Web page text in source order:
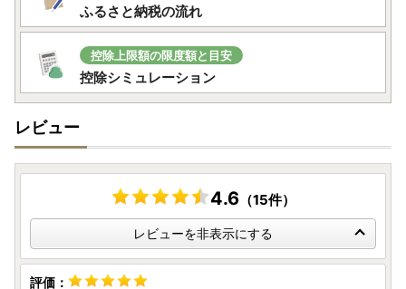
- -- -- -- -- -- -- -- -
※2025年1月10日（消印有効）となりますのでご注意くださ
い。
ご不明な点はメールまたはお電話でお問い合わせください。
電 話：050-1730-1215（直通）
メール：muroto@furusato-supports.com
～ご寄附のキャンセル対応について～
返礼品をすでに配送している場合は、市税の負担が発生して
おりますので、キャンセルおよび還付の対応はできませんの
で、ご注意ください。
ふるさと納税の流れ
控除上限額の限度額と目安
控除シミュレーション
レビュー
4.6（15件）
レビューを非表示にする